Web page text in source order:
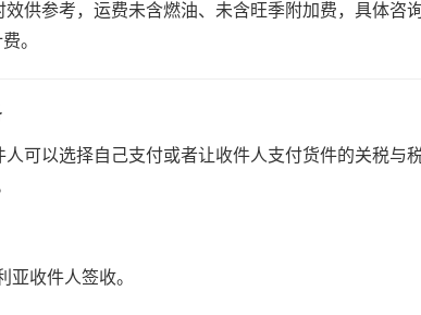
供参考，运费未含燃油、未含旺季附加费，具体咨询
。
可以选择自己支付或者让收件人支付货件的关税与
收件人签收。